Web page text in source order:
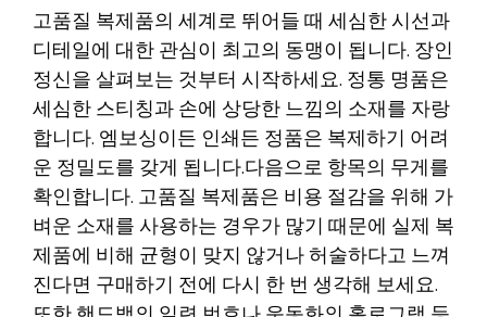
고품질 복제품의 세계로 뛰어들 때 세심한 시선과
디테일에 대한 관심이 최고의 동맹이 됩니다. 장인
정신을 살펴보는 것부터 시작하세요. 정통 명품은
세심한 스티칭과 손에 상당한 느낌의 소재를 자랑
합니다. 엠보싱이든 인쇄든 정품은 복제하기 어려
운 정밀도를 갖게 됩니다.다음으로 항목의 무게를
확인합니다. 고품질 복제품은 비용 절감을 위해 가
벼운 소재를 사용하는 경우가 많기 때문에 실제 복
제품에 비해 균형이 맞지 않거나 허술하다고 느껴
진다면 구매하기 전에 다시 한 번 생각해 보세요.